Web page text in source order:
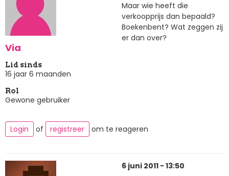
Via
Lid sinds
16 jaar 6 maanden
Rol
Gewone gebruiker
Maar wie heeft die
verkoopprijs dan bepaald?
Boekenbent? Wat zeggen zij
er dan over?
Login of registreer om te reageren
6 juni 2011 - 13:50